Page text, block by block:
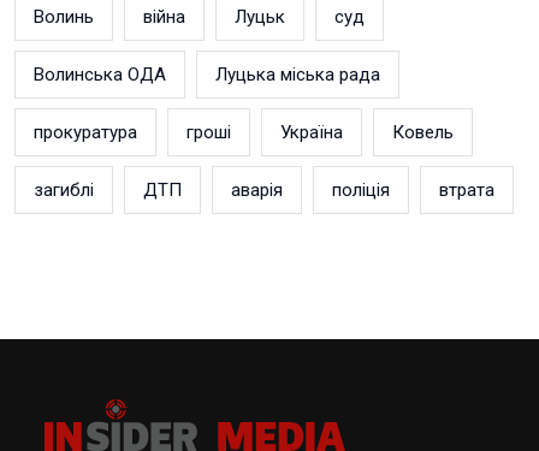
Волинь війна Луцьк суд
Волинська ОДА Луцька міська рада
прокуратура гроші Україна Ковель
загиблі ДТП аварія поліція втрата